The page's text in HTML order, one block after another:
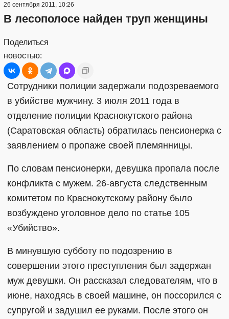
26 сентября 2011, 10:26
В лесополосе найден труп женщины
Поделиться
новостью:
Сотрудники полиции задержали подозреваемого
в убийстве мужчину. 3 июля 2011 года в
отделение полиции Краснокутского района
(Саратовская область) обратилась пенсионерка с
заявлением о пропаже своей племянницы.
По словам пенсионерки, девушка пропала после
конфликта с мужем. 26-августа следственным
комитетом по Краснокутскому району было
возбуждено уголовное дело по статье 105
«Убийство».
В минувшую субботу по подозрению в
совершении этого преступления был задержан
муж девушки. Он рассказал следователям, что в
июне, находясь в своей машине, он поссорился с
супругой и задушил ее руками. После этого он